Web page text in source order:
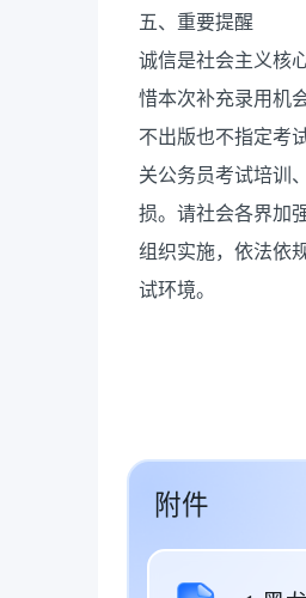
五、重要提醒
诚信是社会主义核
惜本次补充录用机
不出版也不指定考
关公务员考试培训
损。请社会各界加
组织实施，依法依
试环境。
附件